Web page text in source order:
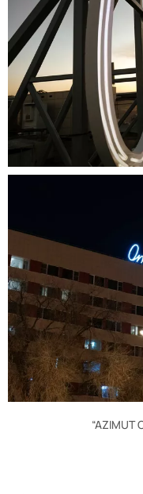
“AZIMUT